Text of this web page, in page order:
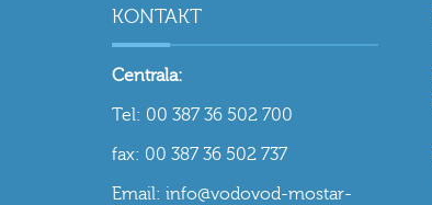
KONTAKT
Centrala:
Tel: 00 387 36 502 700
fax: 00 387 36 502 737
Email: info@vodovod-mostar-